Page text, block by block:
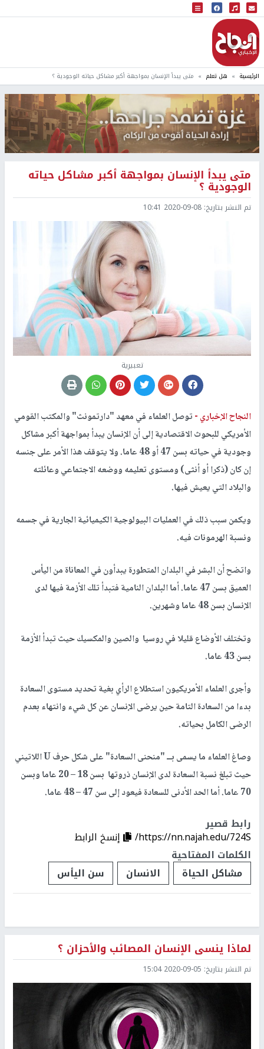
البث المباشر
إذاعة النجاح
الرئيسية هل تعلم متى يبدأ الإنسان بمواجهة أكبر مشاكل حياته الوجودية ؟
متى يبدأ الإنسان بمواجهة أكبر مشاكل حياته
الوجودية ؟
تم النشر بتاريخ: 2020-09-08 10:41
تعبيرية
النجاح الإخباري -توصل العلماء في معهد "دارتمونث" والمكتب القومي
الأمريكي للبحوث الاقتصادية إلى أن الإنسان يبدأ بمواجهة أكبر مشاكل
وجودية في حياته بسن 47 أو 48 عاما. ولا يتوقف هذا الأمر على جنسه
إن كان (ذكرا أو أنثى) ومستوى تعليمه ووضعه الاجتماعي وعائلته
والبلاد التي يعيش فيها.
ويكمن سبب ذلك في العمليات البيولوجية الكيميائية الجارية في جسمه
ونسبة الهرمونات فيه.
واتضح أن البشر في البلدان المتطورة يبدأون في المعاناة من اليأس
العميق بسن 47 عاما. أما البلدان النامية فتبدأ تلك الأزمة فيها لدى
الإنسان بسن 48 عاما وشهرين.
وتختلف الأوضاع قليلا في روسيا والصين والمكسيك حيث تبدأ الأزمة
بسن 43 عاما.
وأجرى العلماء الأمريكيون استطلاع الرأي بغية تحديد مستوى السعادة
بدءا من السعادة التامة حين يرضى الإنسان عن كل شيء وانتهاء بعدم
الرضى الكامل بحياته.
وصاغ العلماء ما يسمى بــ "منحنى السعادة" على شكل حرف U اللاتيني
حيث تبلغ نسبة السعادة لدى الإنسان ذروتها بسن 18 – 20 عاما وبسن
70 عاما. أما الحد الأدنى للسعادة فيعود إلى سن 47 – 48 عاما.
رابط قصير
https://nn.najah.edu/724S/
إنسخ الرابط
الكلمات المفتاحية
مشاكل الحياة
الانسان سن اليأس
لماذا ينسى الإنسان المصائب والأحزان ؟
تم النشر بتاريخ: 2020-09-05 15:04